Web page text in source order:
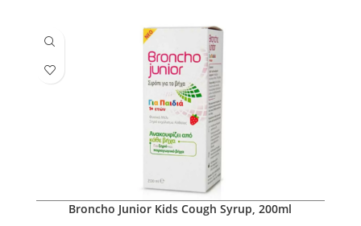
Broncho Junior Kids Cough Syrup, 200ml